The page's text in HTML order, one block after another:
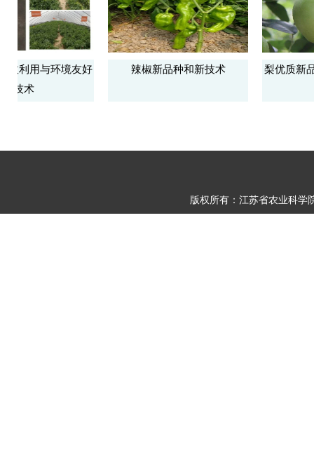
利用与环境友好
技术
辣椒新品种和新技术 梨优质新
版权所有：江苏省农业科学